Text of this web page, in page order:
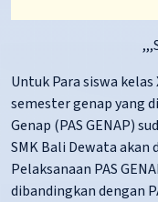
Untuk Para siswa
semester genap yang
Genap (PAS GENAP)
SMK Bali Dewata akan
Pelaksanaan PAS
dibandingkan dengan